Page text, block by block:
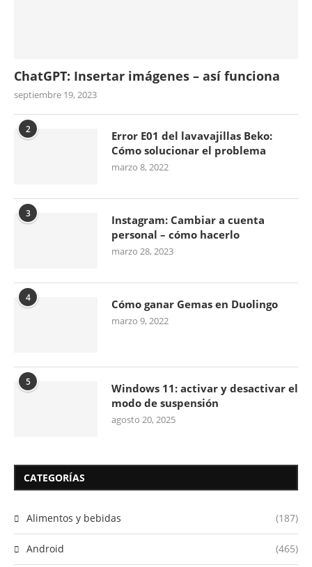
ChatGPT: Insertar imágenes – así funciona
septiembre 19, 2023
2
Error E01 del lavavajillas Beko:
Cómo solucionar el problema
marzo 8, 2022
3
Instagram: Cambiar a cuenta
personal – cómo hacerlo
marzo 28, 2023
4 Cómo ganar Gemas en Duolingo
marzo 9, 2022
5
Windows 11: activar y desactivar el
modo de suspensión
agosto 20, 2025
CATEGORÍAS
Alimentos y bebidas (187)
Android (465)